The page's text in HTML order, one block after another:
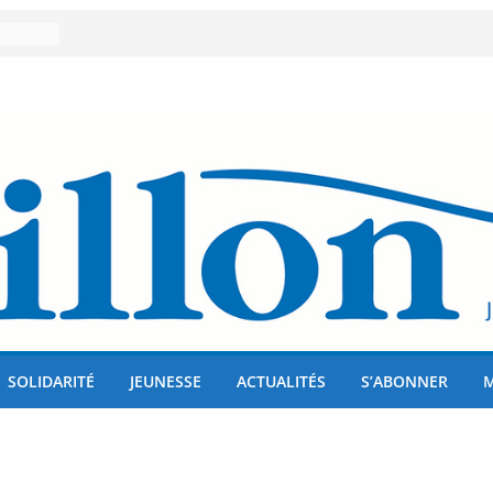
!
SOLIDARITÉ JEUNESSE ACTUALITÉS S’ABONNER